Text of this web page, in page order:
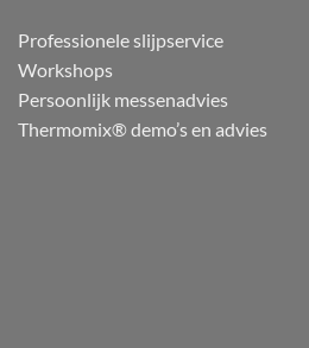
Professionele slijpservice
Workshops
Persoonlijk messenadvies
Thermomix® demo’s en advies